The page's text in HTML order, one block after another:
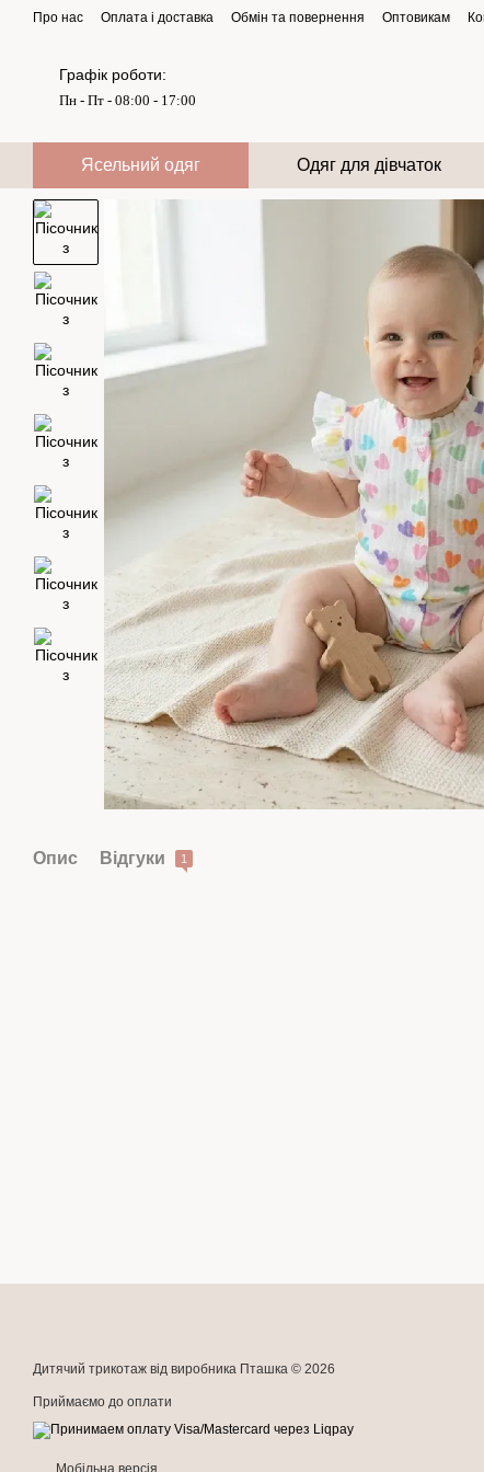
Перейти до основного контенту
Про нас Оплата і доставка Обмін та повернення Оптовикам
Графік роботи:
Пн - Пт - 08:00 - 17:00
Ясельний одяг Одяг для дівчаток
Опис Відгуки 1
Дитячий трикотаж від виробника Пташка © 2026
Приймаємо до оплати
Мобільна версія